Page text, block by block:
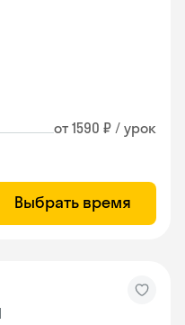
от 1590 ₽ / урок
Выбрать время